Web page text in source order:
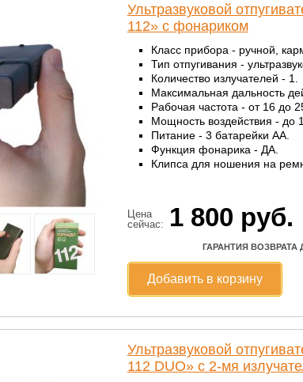
Ультразвуковой
112» с фонариком
Класс прибора - ручной,
Тип отпугивания -
Количество излучателей - 1.
Максимальная дальность
Рабочая частота - от 16 до
Мощность воздействия - до
Питание - 3 батарейки АА.
Функция фонарика - ДА.
Клипса для ношения на
Цена
сейчас:
1 800 руб.
ГАРАНТИЯ ВОЗВРАТА
Добавить в корзину
Ультразвуковой
112 DUO» с 2-мя